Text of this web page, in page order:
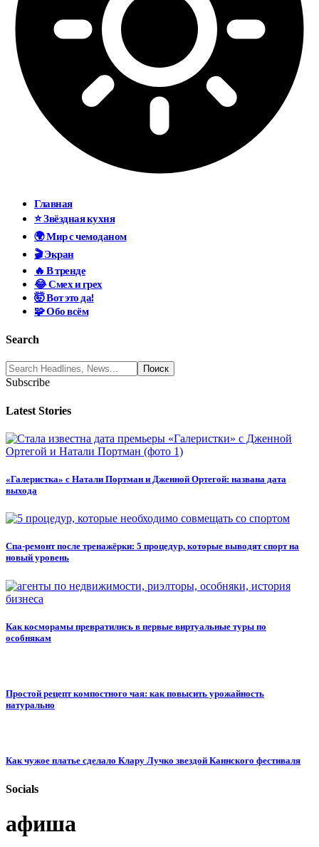
Главная
⭐ Звёздная кухня
🌍 Мир с чемоданом
🎬 Экран
🔥 В тренде
😂 Смех и грех
🤯 Вот это да!
🧩 Обо всём
Search
Subscribe
Latest Stories
«Галеристка» с Натали Портман и Дженной Ортегой: названа дата
выхода
Спа-ремонт после тренажёрки: 5 процедур, которые выводят спорт на
новый уровень
Как косморамы превратились в первые виртуальные туры по
особнякам
Простой рецепт компостного чая: как повысить урожайность
натурально
Как чужое платье сделало Клару Лучко звездой Каннского фестиваля
Socials
афиша